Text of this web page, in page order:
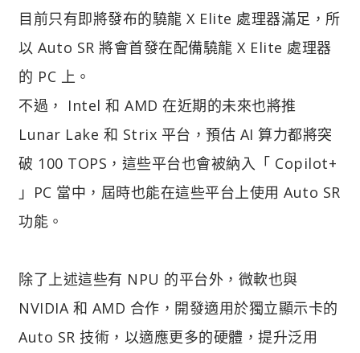
目前只有即將發布的驍龍 X Elite 處理器滿足，所
以 Auto SR 將會首發在配備驍龍 X Elite 處理器
的 PC 上。
不過， Intel 和 AMD 在近期的未來也將推
Lunar Lake 和 Strix 平台，預估 AI 算力都將突
破 100 TOPS，這些平台也會被納入「 Copilot+
」PC 當中，屆時也能在這些平台上使用 Auto SR
功能。
除了上述這些有 NPU 的平台外，微軟也與
NVIDIA 和 AMD 合作，開發適用於獨立顯示卡的
Auto SR 技術，以適應更多的硬體，提升泛用